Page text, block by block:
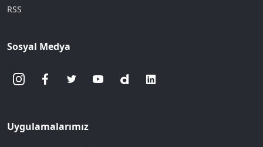
RSS
Sosyal Medya
Uygulamalarımız